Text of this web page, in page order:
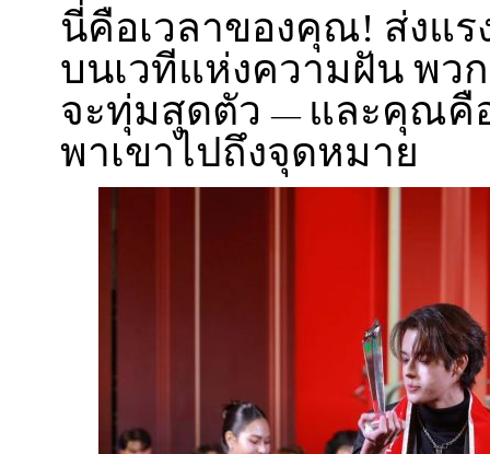
นี่คือเวลาของคุณ! ส่งแ
บนเวทีแห่งความฝัน พว
จะทุ่มสุดตัว— และคุณคื
พาเขาไปถึงจุดหมาย